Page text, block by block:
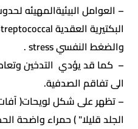
– العوامل البيئيةالمهيئه
والضغط النفسي stress .
– كما قد يؤدي التدخين
الى تفاقم الصدفية.
– تظهر على شكل لويحات(
الجلد قليلا" ) حمراء واضحة